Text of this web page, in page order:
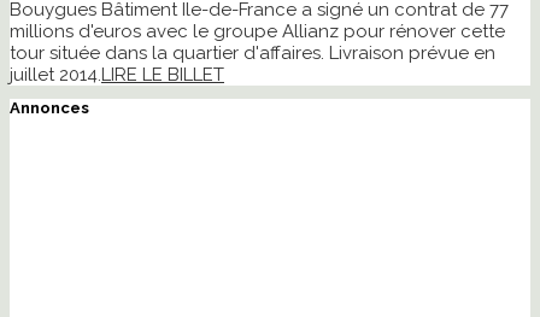
Bouygues Bâtiment Ile-de-France a signé un contrat de 77
millions d'euros avec le groupe Allianz pour rénover cette
tour située dans la quartier d'affaires. Livraison prévue en
juillet 2014.LIRE LE BILLET
Annonces